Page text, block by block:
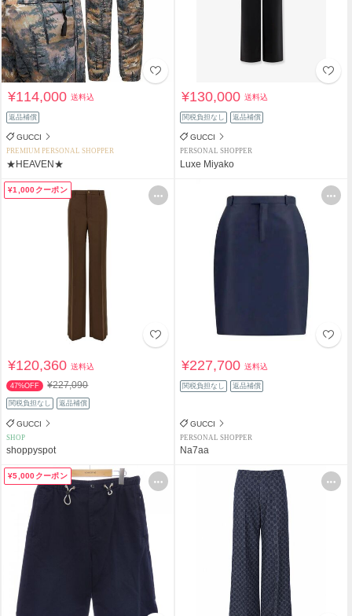
¥114,000送料込
返品補償
GUCCI
PREMIUM PERSONAL SHOPPER
★HEAVEN★
¥130,000送料込
関税負担なし 返品補償
GUCCI
PERSONAL SHOPPER
Luxe Miyako
¥1,000クーポン
¥120,360送料込
47%OFF ¥227,090
関税負担なし 返品補償
GUCCI
SHOP
shoppyspot
¥227,700送料込
関税負担なし 返品補償
GUCCI
PERSONAL SHOPPER
Na7aa
¥5,000クーポン